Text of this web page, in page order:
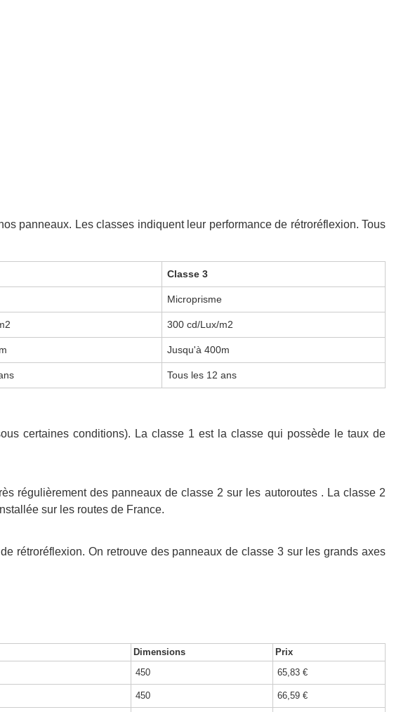
panneaux. Les classes indiquent leur performance de rétroréflexion. Tous
Classe 3
Microprisme
300 cd/Lux/m2
Jusqu'à 400m
Tous les 12 ans
certaines conditions). La classe 1 est la classe qui possède le taux de
régulièrement des panneaux de classe 2 sur les autoroutes . La classe 2
sur les routes de France.
rétroréflexion. On retrouve des panneaux de classe 3 sur les grands axes
Dimensions
Prix
450 65,83 €
450 66,59 €